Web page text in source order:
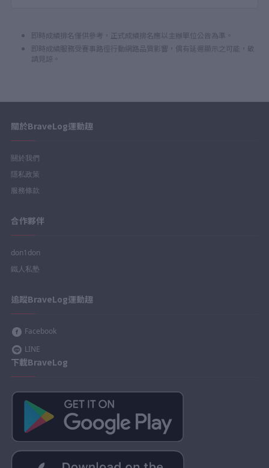
即時成績排名僅供參考，正式成績排名應以主辦單位公告為準。
即時成績服務受賽事路徑行動網路品質影響，偶有延遲顯示之可能，敬
請見諒。
關於BraveLog運動趣
關於我們
隱私政策
服務條款
合作夥伴
don1don
鐵人私塾
追蹤BraveLog運動趣
Facebook
LINE
下載BraveLog